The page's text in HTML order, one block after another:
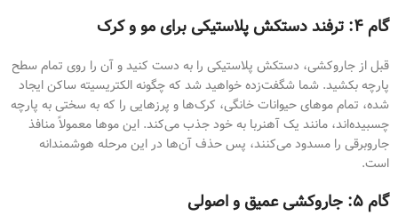
گام ۴: ترفند دستکش پلاستیکی برای مو و کرک
قبل از جاروکشی، دستکش پلاستیکی را به دست کنید و آن را روی تمام سطح
پارچه بکشید. شما شگفت‌زده خواهید شد که چگونه الکتریسیته ساکن ایجاد
شده، تمام موهای حیوانات خانگی، کرک‌ها و پرزهایی را که به سختی به پارچه
چسبیده‌اند، مانند یک آهنربا به خود جذب می‌کند. این موها معمولاً منافذ
جاروبرقی را مسدود می‌کنند، پس حذف آن‌ها در این مرحله هوشمندانه
است.
گام ۵: جاروکشی عمیق و اصولی